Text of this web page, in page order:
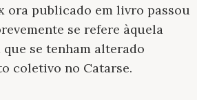
ora publicado em livro passou
se refere àquela
se tenham alterado
coletivo no Catarse.